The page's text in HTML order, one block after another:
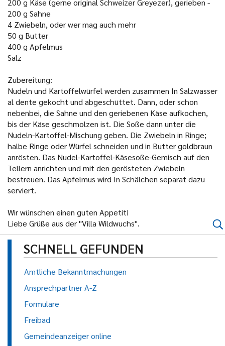
200 g Sahne
4 Zwiebeln, oder wer mag auch mehr
50 g Butter
400 g Apfelmus
Salz
Zubereitung:
Nudeln und Kartoffelwürfel werden zusammen In Salzwasser
al dente gekocht und abgeschüttet. Dann, oder schon
nebenbei, die Sahne und den geriebenen Käse aufkochen,
bis der Käse geschmolzen ist. Die Soße dann unter die
Nudeln-Kartoffel-Mischung geben. Die Zwiebeln in Ringe;
halbe Ringe oder Würfel schneiden und in Butter goldbraun
anrösten. Das Nudel-Kartoffel-Käsesoße-Gemisch auf den
Tellern anrichten und mit den gerösteten Zwiebeln
bestreuen. Das Apfelmus wird In Schälchen separat dazu
serviert.
Wir wünschen einen guten Appetit!
Liebe Grüße aus der "Villa Wildwuchs".
SCHNELL GEFUNDEN
Amtliche Bekanntmachungen
Ansprechpartner A-Z
Formulare
Freibad
Gemeindeanzeiger online